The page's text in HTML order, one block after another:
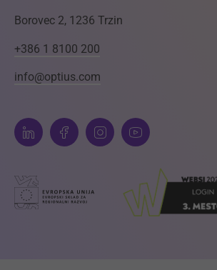
Borovec 2, 1236 Trzin
+386 1 8100 200
info@optius.com